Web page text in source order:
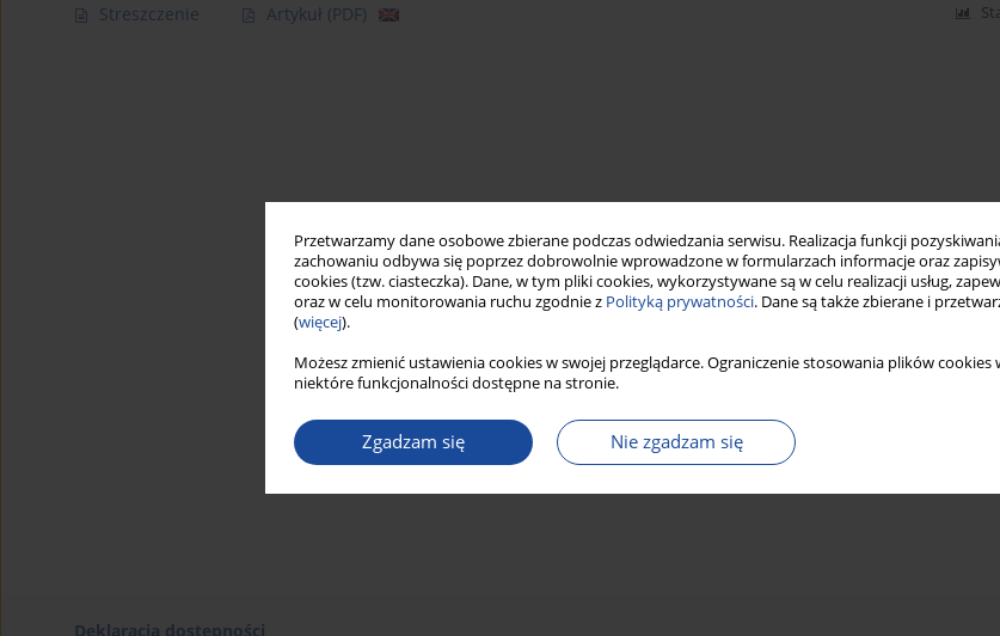
Przetwarzamy dane osobowe zbierane podczas odwiedzania serwisu. Realizacja funkcji
zachowaniu odbywa się poprzez dobrowolnie wprowadzone w formularzach informacje oraz
cookies (tzw. ciasteczka). Dane, w tym pliki cookies, wykorzystywane są w celu realizacji usług,
oraz w celu monitorowania ruchu zgodnie z Polityką prywatności. Dane są także zbierane i
(więcej).
Możesz zmienić ustawienia cookies w swojej przeglądarce. Ograniczenie stosowania plików
niektóre funkcjonalności dostępne na stronie.
Zgadzam się Nie zgadzam się
Streszczenie Artykuł (PDF)
Deklaracja dostępności